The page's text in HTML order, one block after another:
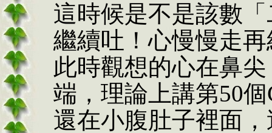
這時候是不是該數
繼續吐！心慢慢走
此時觀想的心在鼻
端，理論上講第50
還在小腹肚子裡面